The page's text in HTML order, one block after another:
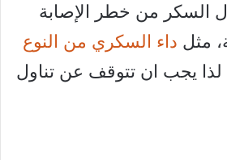
السكر من خطر الإصابة
مثل داء السكري من النوع
يجب ان تتوقف عن تناول